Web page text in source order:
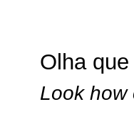
Olha
Look how